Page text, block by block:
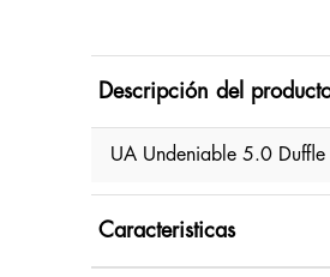
Descripción del
UA Undeniable 5.0
Caracteristicas